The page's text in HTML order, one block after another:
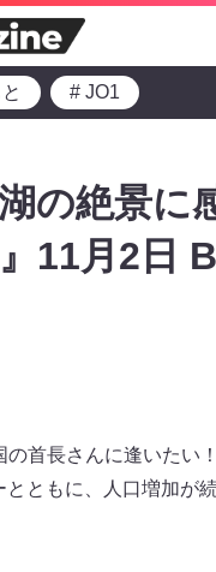
# JO1
の絶景に
11月2日
首長さんに逢いたい
ともに、人口増加が